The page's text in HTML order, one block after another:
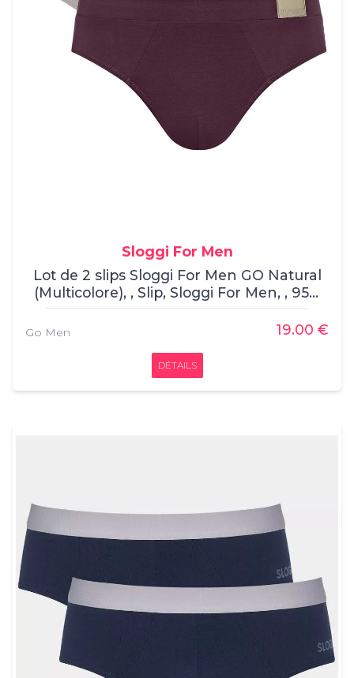
Sloggi For Men
Lot de 2 slips Sloggi For Men GO Natural
(Multicolore), , Slip, Sloggi For Men, , 95%
Coton / 5% Elasthanne
Go Men 19.00 €
DÉTAILS